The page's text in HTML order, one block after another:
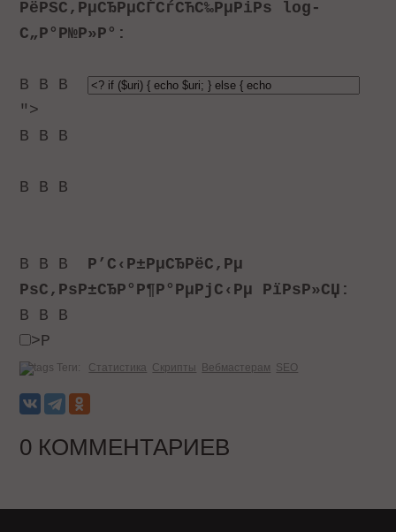
РёРЅС‚РµСЂРµСЃСѓСЋС‰РµРіРѕ log-
С„Р°Р№Р»Р°:
В В В
">
В В В
В В В
В В В Р’С‹Р±РµСЂРёС‚Рµ
РѕС‚РѕР±СЂР°Р¶Р°РµРјС‹Рµ РїРѕР»СЏ:
В В В
>Р
Теги: Статистика Скрипты Вебмастерам SEO
0 КОММЕНТАРИЕВ